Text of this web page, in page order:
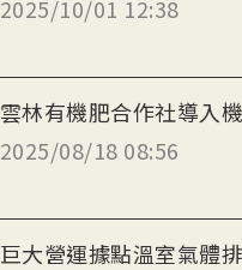
2025/10/01 12:38
雲林有機肥合作社導入
2025/08/18 08:56
巨大營運據點溫室氣體